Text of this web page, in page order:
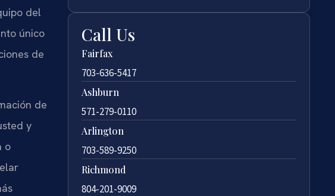
del
único
de
de
y
o
Call Us
Fairfax
703-636-5417
Ashburn
571-279-0110
Arlington
703-589-9250
Richmond
804-201-9009